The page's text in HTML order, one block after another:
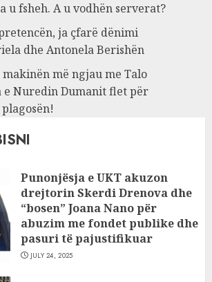
u fsheh. A u vodhën serverat?
ja çfarë dënimi
dhe Antonela Berishën
më ngjau me Talo
e Nuredin Dumanit flet për
plagosën!
Punonjësja e UKT akuzon
drejtorin Skerdi Drenova dhe
“bosen” Joana Nano për
abuzim me fondet publike dhe
pasuri të pajustifikuar
JULY 24, 2025